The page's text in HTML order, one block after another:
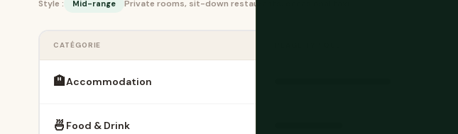
Style : Mid-range Private rooms, sit-down restaurants, occasional taxi
CATÉGORIE
🏨Accommodation
🍜 Food & Drink